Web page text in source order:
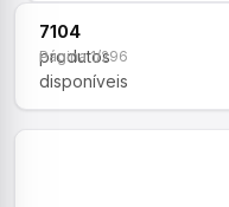
7104
produtos
disponíveis
Página 1/296